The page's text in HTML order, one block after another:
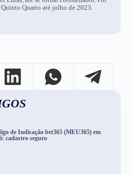
Quarto até julho de 2023.
de Indicação bet365 (MEU365) em
cadastro seguro